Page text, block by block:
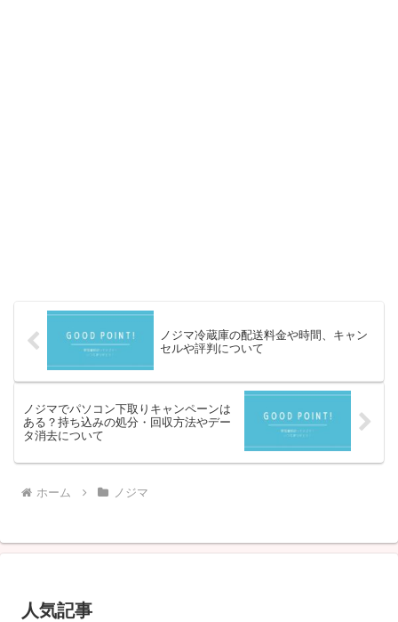
ノジマ冷蔵庫の配送料金や時間、キャン
セルや評判について
ノジマでパソコン下取りキャンペーンは
ある？持ち込みの処分・回収方法やデー
タ消去について
ホーム ノジマ
人気記事